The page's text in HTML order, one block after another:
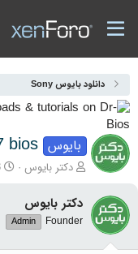
دانلود بایوس Sony
بایوس r0050j7 bios
آغازگر گفتمان
دکتر بایوس
دکتر بایوس
Founder
Admin